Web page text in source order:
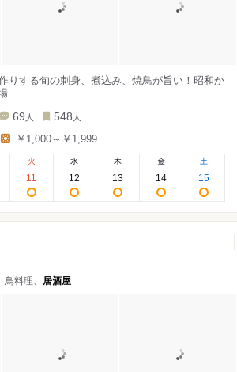
りする旬の刺身、煮込み、焼鳥が旨い！昭和か
69 人 548 人
￥1,000～￥1,999
火
11
水
12
木
13
金
14
土
15
料理、 居酒屋